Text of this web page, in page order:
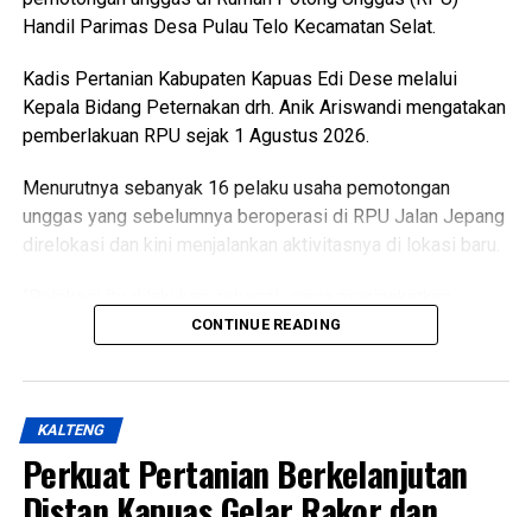
Handil Parimas Desa Pulau Telo Kecamatan Selat.
Kadis Pertanian Kabupaten Kapuas Edi Dese melalui
Kepala Bidang Peternakan drh. Anik Ariswandi mengatakan
pemberlakuan RPU sejak 1 Agustus 2026.
Menurutnya sebanyak 16 pelaku usaha pemotongan
unggas yang sebelumnya beroperasi di RPU Jalan Jepang
direlokasi dan kini menjalankan aktivitasnya di lokasi baru.
kualitas pelayanan sekaligus menghadirkan fasilitas
lingkungan,” katanya Kamis (6/8/2026).
Ia menjelaskan terkait kondisi RPU lama sudah tidak lagi
layak digunakan karena kondisi bangunan dan fasilitas
pendukung dinilai tidak memadai selain sistem
CONTINUE READING
KALTENG
Perkuat Pertanian Berkelanjutan